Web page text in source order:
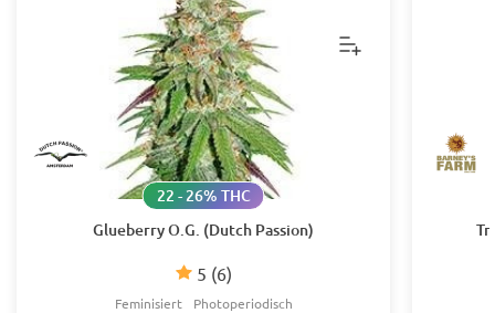
Glueberry O.G. (Dutch Passion)
5 (6)
22 - 26% THC
Feminisiert Photoperiodisch